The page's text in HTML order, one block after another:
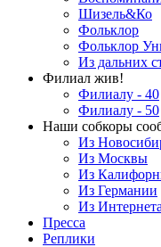
Шизель&Ко
Фольклор
Фольклор
Из дальних
Филиал жив!
Филиалу - 40
Филиалу - 50
Наши собкоры
Из
Из Москвы
Из
Из Германии
Из Интернета
Пресса
Реплики